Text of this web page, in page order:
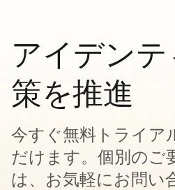
アイデン
策を推進
今すぐ無料トライア
だけます。個別のご
は、お気軽にお問い